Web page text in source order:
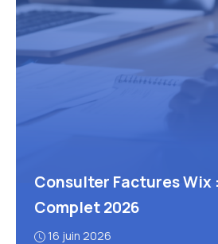
Consulter Factures Wix
Complet 2026
16 juin 2026